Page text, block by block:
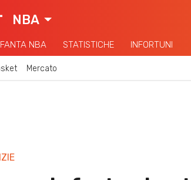
NBA
FANTA NBA STATISTICHE INFORTUNI
Mercato